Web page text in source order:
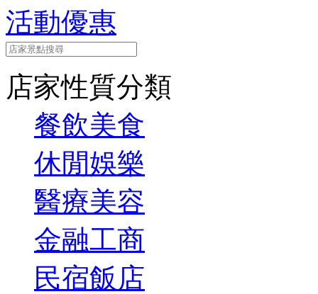
活動優惠
店家性質分類
餐飲美食
休閒娛樂
醫療美容
金融工商
民宿飯店